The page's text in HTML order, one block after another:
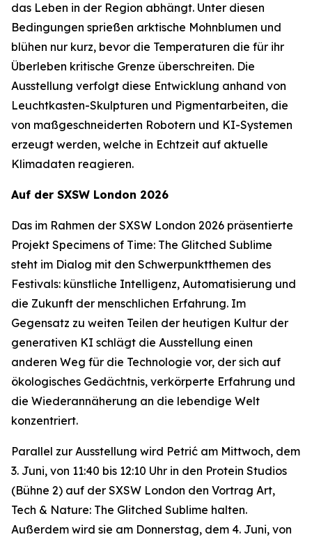
das Leben in der Region abhängt. Unter diesen
Bedingungen sprießen arktische Mohnblumen und
blühen nur kurz, bevor die Temperaturen die für ihr
Überleben kritische Grenze überschreiten. Die
Ausstellung verfolgt diese Entwicklung anhand von
Leuchtkasten-Skulpturen und Pigmentarbeiten, die
von maßgeschneiderten Robotern und KI-Systemen
erzeugt werden, welche in Echtzeit auf aktuelle
Klimadaten reagieren.
Auf der SXSW London 2026
Das im Rahmen der SXSW London 2026 präsentierte
Projekt Specimens of Time: The Glitched Sublime
steht im Dialog mit den Schwerpunktthemen des
Festivals: künstliche Intelligenz, Automatisierung und
die Zukunft der menschlichen Erfahrung. Im
Gegensatz zu weiten Teilen der heutigen Kultur der
generativen KI schlägt die Ausstellung einen
anderen Weg für die Technologie vor, der sich auf
ökologisches Gedächtnis, verkörperte Erfahrung und
die Wiederannäherung an die lebendige Welt
konzentriert.
Parallel zur Ausstellung wird Petrić am Mittwoch, dem
3. Juni, von 11:40 bis 12:10 Uhr in den Protein Studios
(Bühne 2) auf der SXSW London den Vortrag Art,
Tech & Nature: The Glitched Sublime halten.
Außerdem wird sie am Donnerstag, dem 4. Juni, von